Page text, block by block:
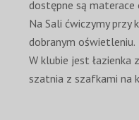
dostępne są materace
Na Sali ćwiczymy przy
dobranym oświetleniu.
W klubie jest łazienka
szatnia z szafkami na